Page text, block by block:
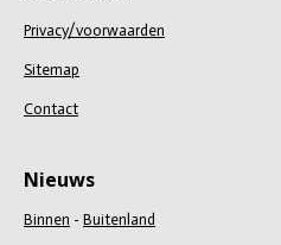
Privacy/voorwaarden
Sitemap
Contact
Nieuws
Binnen - Buitenland